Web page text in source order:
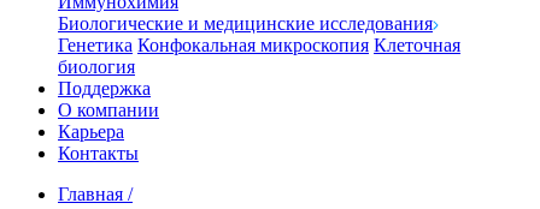
Биологические и медицинские исследования
Генетика Конфокальная микроскопия Клеточная
биология
Поддержка
О компании
Карьера
Контакты
Главная /